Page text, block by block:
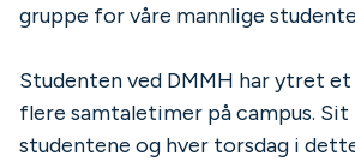
gruppe for våre mannlige
Studenten ved DMMH har ytret
flere samtaletimer på campus.
studentene og hver torsdag i